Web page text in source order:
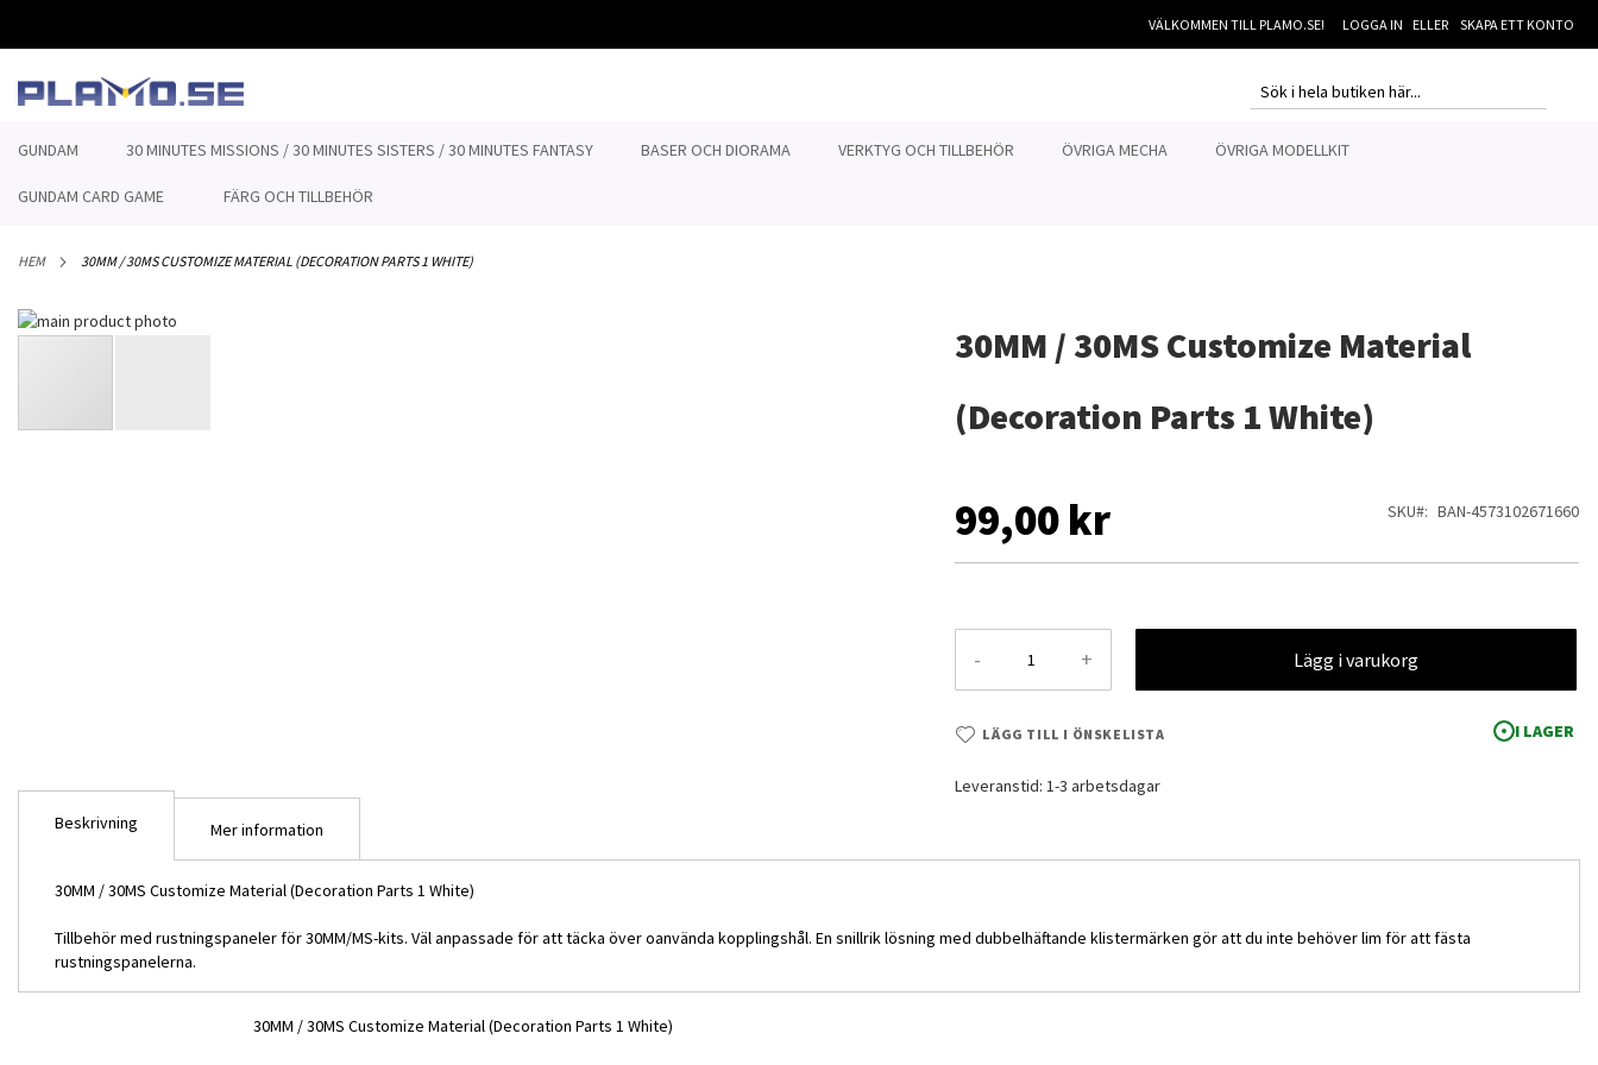
TILL
VÄLKOMMEN TILL PLAMO.SE! LOGGA IN SKAPA ETT KONTO
SEARCH
GUNDAM
30 MINUTES MISSIONS / 30 MINUTES SISTERS / 30 MINUTES FANTASY BASER OCH DIORAMA VERKTYG OCH TILLBEHÖR ÖVRIGA MECHA ÖVRIGA MODELLKIT
GUNDAM CARD GAME FÄRG OCH TILLBEHÖR
HEM 30MM / 30MS CUSTOMIZE MATERIAL (DECORATION PARTS 1 WHITE)
30MM / 30MS Customize Material
(Decoration Parts 1 White)
99,00 kr SKU BAN-4573102671660
- + Lägg i varukorg
LÄGG TILL I ÖNSKELISTA I LAGER
Leveranstid: 1-3 arbetsdagar
Hoppa
till
30MM / 30MS Customize Material (Decoration Parts 1 White)
Beskrivning
30MM / 30MS Customize Material (Decoration Parts 1 White)
Tillbehör med rustningspaneler för 30MM/MS-kits. Väl anpassade för att täcka över oanvända kopplingshål. En snillrik lösning med dubbelhäftande klistermärken gör att du inte behöver lim för att fästa
rustningspanelerna.
Mer information